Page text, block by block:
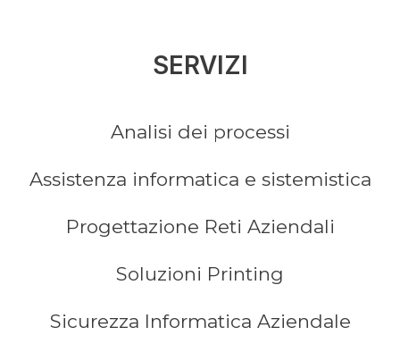
SERVIZI
Analisi dei processi
Assistenza informatica e sistemistica
Progettazione Reti Aziendali
Soluzioni Printing
Sicurezza Informatica Aziendale